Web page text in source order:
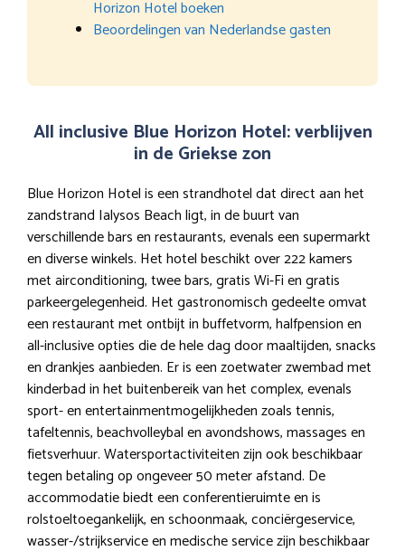
Horizon Hotel boeken
Beoordelingen van Nederlandse gasten
All inclusive Blue Horizon Hotel: verblijven
in de Griekse zon
Blue Horizon Hotel is een strandhotel dat direct aan het
zandstrand Ialysos Beach ligt, in de buurt van
verschillende bars en restaurants, evenals een supermarkt
en diverse winkels. Het hotel beschikt over 222 kamers
met airconditioning, twee bars, gratis Wi-Fi en gratis
parkeergelegenheid. Het gastronomisch gedeelte omvat
een restaurant met ontbijt in buffetvorm, halfpension en
all-inclusive opties die de hele dag door maaltijden, snacks
en drankjes aanbieden. Er is een zoetwater zwembad met
kinderbad in het buitenbereik van het complex, evenals
sport- en entertainmentmogelijkheden zoals tennis,
tafeltennis, beachvolleybal en avondshows, massages en
fietsverhuur. Watersportactiviteiten zijn ook beschikbaar
tegen betaling op ongeveer 50 meter afstand. De
accommodatie biedt een conferentieruimte en is
rolstoeltoegankelijk, en schoonmaak, conciërgeservice,
wasser-/strijkservice en medische service zijn beschikbaar